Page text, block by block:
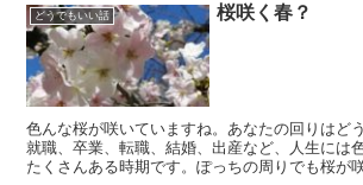
どうでもいい話 桜咲く春？
色んな桜が咲いていますね。あなたの回りはど
就職、卒業、転職、結婚、出産など、人生には
たくさんある時期です。ぽっちの周りでも桜が